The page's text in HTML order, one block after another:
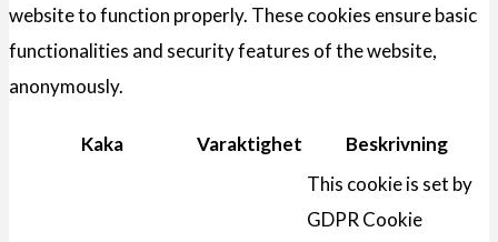
website to function properly. These cookies ensure basic
functionalities and security features of the website,
anonymously.
Kaka Varaktighet Beskrivning
This cookie is set by
GDPR Cookie